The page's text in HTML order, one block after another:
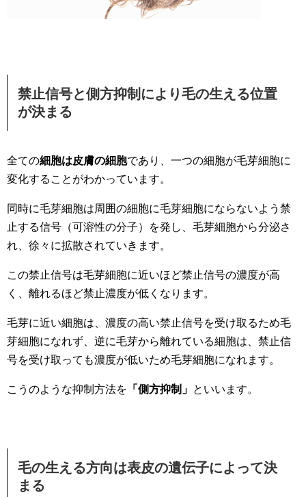
禁止信号と側方抑制により毛の生える位置
が決まる
全ての細胞は皮膚の細胞であり、一つの細胞が毛芽細胞に
変化することがわかっています。
同時に毛芽細胞は周囲の細胞に毛芽細胞にならないよう禁
止する信号（可溶性の分子）を発し、毛芽細胞から分泌さ
れ、徐々に拡散されていきます。
この禁止信号は毛芽細胞に近いほど禁止信号の濃度が高
く、離れるほど禁止濃度が低くなります。
毛芽に近い細胞は、濃度の高い禁止信号を受け取るため毛
芽細胞になれず、逆に毛芽から離れている細胞は、禁止信
号を受け取っても濃度が低いため毛芽細胞になれます。
こうのような抑制方法を 「側方抑制」 といいます。
毛の生える方向は表皮の遺伝子によって決
まる